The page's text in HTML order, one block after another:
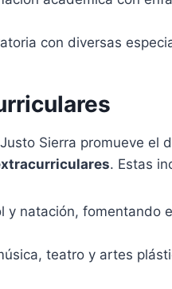
con diversas
Sierra promueve el
. Estas
y natación, fomentando
teatro y artes